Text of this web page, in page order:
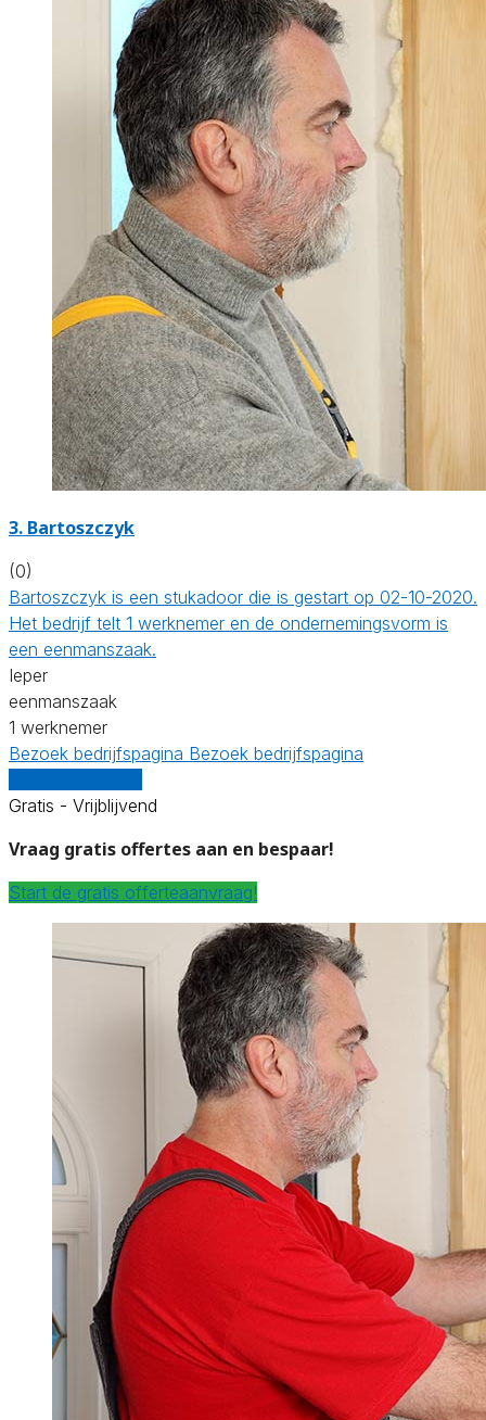
3. Bartoszczyk
(0)
Bartoszczyk is een stukadoor die is gestart op 02-10-2020.
Het bedrijf telt 1 werknemer en de ondernemingsvorm is
een eenmanszaak.
Ieper
eenmanszaak
1 werknemer
Bezoek bedrijfspagina Bezoek bedrijfspagina
Gratis - Vrijblijvend
Vraag gratis offertes aan en bespaar!
Start de gratis offerteaanvraag!